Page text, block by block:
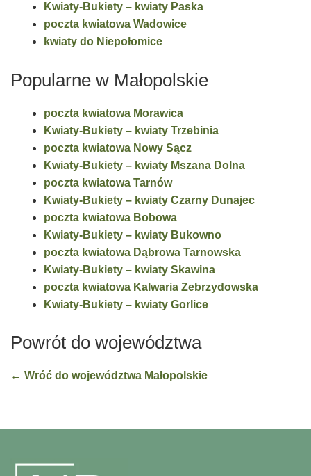
Kwiaty-Bukiety – kwiaty Paska
poczta kwiatowa Wadowice
kwiaty do Niepołomice
Popularne w Małopolskie
poczta kwiatowa Morawica
Kwiaty-Bukiety – kwiaty Trzebinia
poczta kwiatowa Nowy Sącz
Kwiaty-Bukiety – kwiaty Mszana Dolna
poczta kwiatowa Tarnów
Kwiaty-Bukiety – kwiaty Czarny Dunajec
poczta kwiatowa Bobowa
Kwiaty-Bukiety – kwiaty Bukowno
poczta kwiatowa Dąbrowa Tarnowska
Kwiaty-Bukiety – kwiaty Skawina
poczta kwiatowa Kalwaria Zebrzydowska
Kwiaty-Bukiety – kwiaty Gorlice
Powrót do województwa
← Wróć do województwa Małopolskie